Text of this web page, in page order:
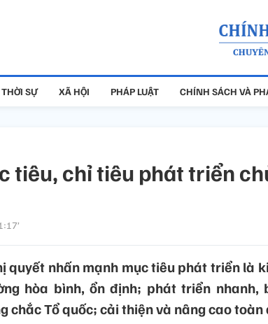
THỜI SỰ XÃ HỘI PHÁP LUẬT CHÍNH SÁCH VÀ
tiêu, chỉ tiêu phát triển
quyết nhấn mạnh mục tiêu phát triển là
hòa bình, ổn định; phát triển nhanh,
chắc Tổ quốc; cải thiện và nâng cao